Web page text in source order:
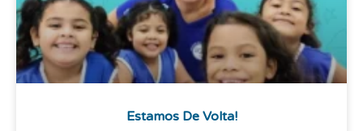
Estamos De Volta!